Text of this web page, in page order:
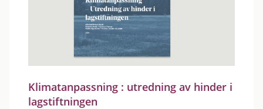
Klimatanpassning : utredning av hinder i
lagstiftningen